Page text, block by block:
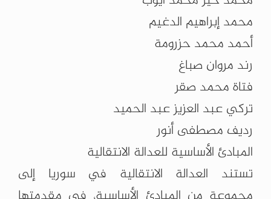
محمد إبراهيم الدغيم
أحمد محمد حزرومة
رند مروان صباغ
فتاة محمد صقر
تركي عبد العزيز عبد الحميد
رديف مصطفى أنور
المبادئ الأساسية للعدالة الانتقالية
تستند العدالة الانتقالية في سوريا إلى